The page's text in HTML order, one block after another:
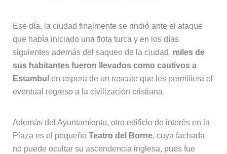
Ese día, la ciudad finalmente se rindió ante el ataque
que había iniciado una flota turca y en los días
siguientes además del saqueo de la ciudad, miles de
sus habitantes fueron llevados como cautivos a
Estambul en espera de un rescate que les permitiera el
eventual regreso a la civilización cristiana.
Además del Ayuntamiento, otro edificio de interés en la
Plaza es el pequeño Teatro del Borne, cuya fachada
no puede ocultar su ascendencia inglesa, pues fue